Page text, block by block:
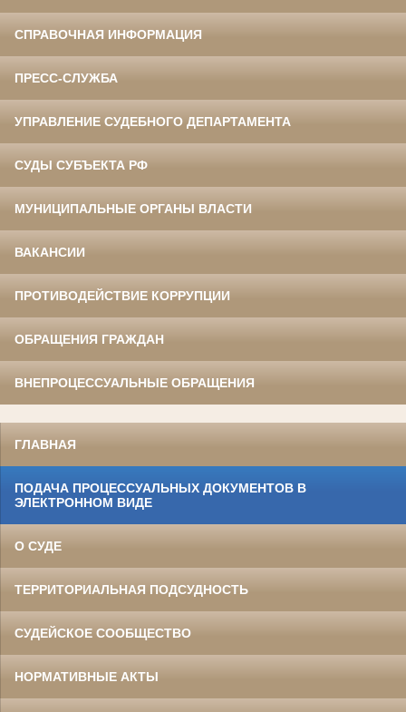
СПРАВОЧНАЯ ИНФОРМАЦИЯ
ПРЕСС-СЛУЖБА
УПРАВЛЕНИЕ СУДЕБНОГО ДЕПАРТАМЕНТА
СУДЫ СУБЪЕКТА РФ
МУНИЦИПАЛЬНЫЕ ОРГАНЫ ВЛАСТИ
ВАКАНСИИ
ПРОТИВОДЕЙСТВИЕ КОРРУПЦИИ
ОБРАЩЕНИЯ ГРАЖДАН
ВНЕПРОЦЕССУАЛЬНЫЕ ОБРАЩЕНИЯ
ГЛАВНАЯ
ПОДАЧА ПРОЦЕССУАЛЬНЫХ ДОКУМЕНТОВ В
ЭЛЕКТРОННОМ ВИДЕ
О СУДЕ
ТЕРРИТОРИАЛЬНАЯ ПОДСУДНОСТЬ
СУДЕЙСКОЕ СООБЩЕСТВО
НОРМАТИВНЫЕ АКТЫ